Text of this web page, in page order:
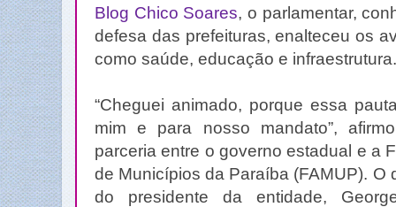
Blog Chico Soares, o parlamentar,
defesa das prefeituras, enalteceu os
como saúde, educação e infraestrutura.
“Cheguei animado, porque essa
mim e para nosso mandato”,
parceria entre o governo estadual e a
de Municípios da Paraíba (FAMUP). O
do presidente da entidade,